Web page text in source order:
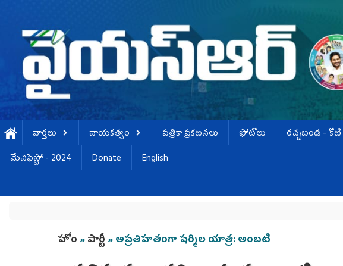
వార్తలు నాయకత్వం పత్రికా ప్రకటనలు ఫోటోలు ర‌చ్చ‌బండ‌ -
మేనిఫెస్టో - 2024
Donate English
You are here
హోం »పార్టీ » అప్రతిహతంగా షర్మిల యాత్ర: అంబటి